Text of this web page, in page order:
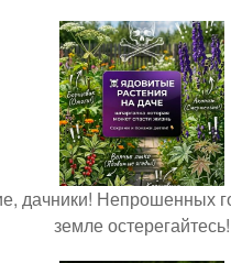
дачники! Непрошенных
земле остерегайтесь!